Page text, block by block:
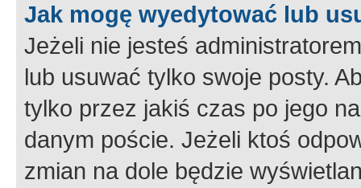
Jak mogę wyedytować lub
Jeżeli nie jesteś
lub usuwać tylko swoje posty.
tylko przez jakiś czas po jego
danym poście. Jeżeli ktoś
zmian na dole będzie